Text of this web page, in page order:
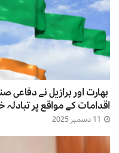
بھارت اور برازیل نے
اقدامات کے مواقع پر تبادلہ